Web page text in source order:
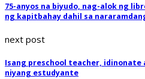
75-anyos na biyudo, nag-alok ng
ng kapitbahay dahil sa
next post
Isang preschool teacher, idinonate
niyang estudyante